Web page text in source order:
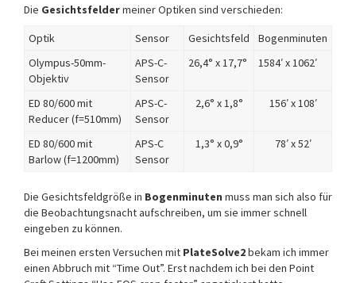
Die Gesichtsfeldermeiner Optiken sind verschieden:
Optik
Sensor Gesichtsfeld
Bogenminuten
Olympus-50mm-
Objektiv
APS-C-
Sensor
26,4° x 17,7° 1584′ x 1062′
ED 80/600 mit
Reducer (f=510mm)
APS-C-
Sensor
2,6° x 1,8° 156′ x 108′
ED 80/600 mit
Barlow (f=1200mm)
APS-C
Sensor
1,3° x 0,9° 78′ x 52′
Die Gesichtsfeldgröße in Bogenminuten muss man sich also für
die Beobachtungsnacht aufschreiben, um sie immer schnell
eingeben zu können.
Bei meinen ersten Versuchen mit PlateSolve2bekam ich immer
einen Abbruch mit “Time Out”. Erst nachdem ich bei den Point